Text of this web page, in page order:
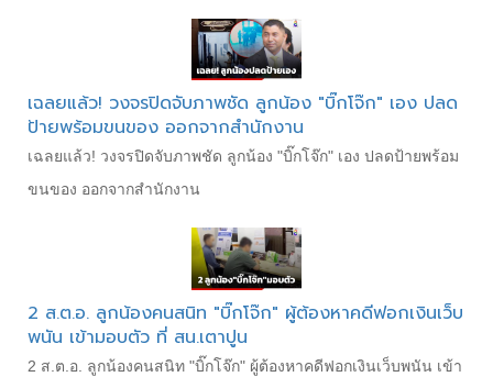
เฉลยแล้ว! วงจรปิดจับภาพชัด ลูกน้อง "บิ๊กโจ๊ก" เอง ปลด
ป้ายพร้อมขนของ ออกจากสำนักงาน
เฉลยแล้ว! วงจรปิดจับภาพชัด ลูกน้อง "บิ๊กโจ๊ก" เอง ปลดป้ายพร้อม
ขนของ ออกจากสำนักงาน
2 ส.ต.อ. ลูกน้องคนสนิท "บิ๊กโจ๊ก" ผู้ต้องหาคดีฟอกเงินเว็บ
พนัน เข้ามอบตัว ที่ สน.เตาปูน
2 ส.ต.อ. ลูกน้องคนสนิท "บิ๊กโจ๊ก" ผู้ต้องหาคดีฟอกเงินเว็บพนัน เข้า